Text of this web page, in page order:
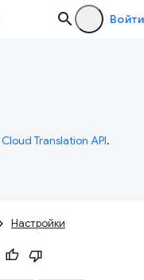
Войти
Cloud Translation API.
Настройки